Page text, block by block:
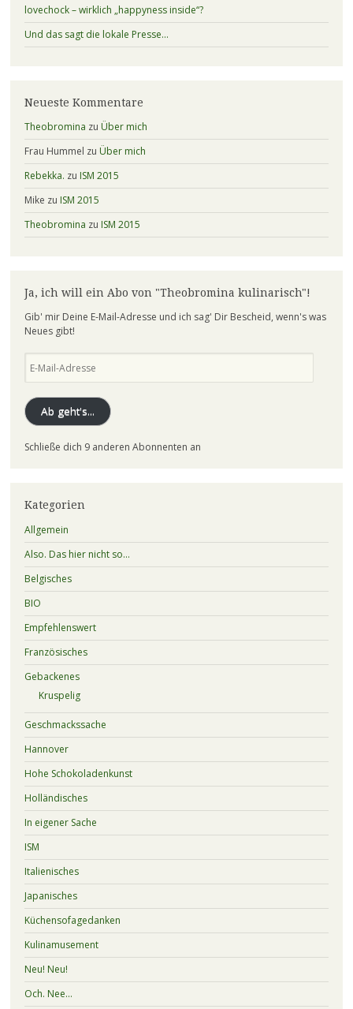
lovechock – wirklich „happyness inside“?
Und das sagt die lokale Presse…
Neueste Kommentare
Theobromina zu Über mich
Frau Hummel zu Über mich
Rebekka. zu ISM 2015
Mike zu ISM 2015
Theobromina zu ISM 2015
Ja, ich will ein Abo von "Theobromina kulinarisch"!
Gib' mir Deine E-Mail-Adresse und ich sag' Dir Bescheid, wenn's was
Neues gibt!
Mail-
Ab geht's...
Schließe dich 9 anderen Abonnenten an
Kategorien
Allgemein
Also. Das hier nicht so…
Belgisches
BIO
Empfehlenswert
Französisches
Gebackenes
Kruspelig
Geschmackssache
Hannover
Hohe Schokoladenkunst
Holländisches
In eigener Sache
ISM
Italienisches
Japanisches
Küchensofagedanken
Kulinamusement
Neu! Neu!
Och. Nee…